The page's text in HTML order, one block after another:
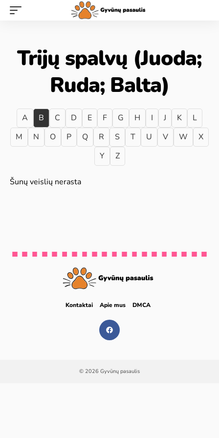
Trijų spalvų (Juoda;
Ruda; Balta)
A B C D E F G H I J K
L
M
N O P Q R S T U V W
X
Y
Z
Šunų veislių nerasta
Kontaktai Apie mus DMCA
© 2026 Gyvūnų pasaulis